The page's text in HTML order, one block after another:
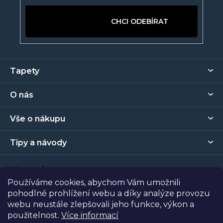
Používáme cookies, abychom Vám umožnili
pohodlné prohlížení webu a díky analýze provozu
webu neustále zlepšovali jeho funkce, výkon a
použitelnost. Více informací
a
í
Tapety
O nás
Vše o nákupu
Tipy a návody
Kontakt
Prodejna